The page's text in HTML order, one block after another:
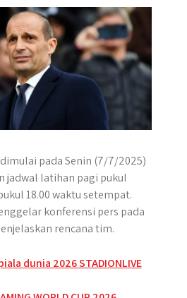
pada Senin (7/7/2025)
jadwal latihan pagi pukul
18.00 waktu setempat.
konferensi pers pada
rencana tim.